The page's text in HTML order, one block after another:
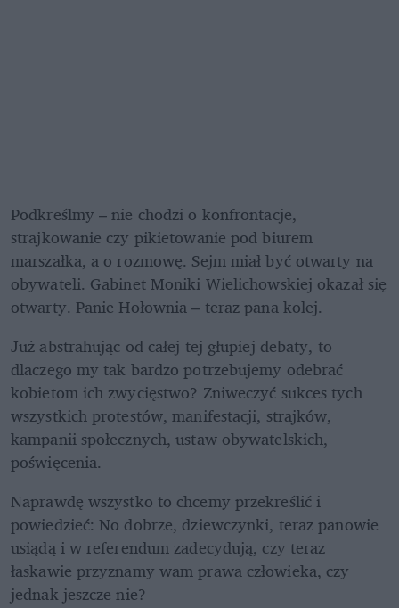
Podkreślmy – nie chodzi o konfrontacje,
strajkowanie czy pikietowanie pod biurem
marszałka, a o rozmowę. Sejm miał być otwarty na
obywateli. Gabinet Moniki Wielichowskiej okazał się
otwarty. Panie Hołownia – teraz pana kolej.
Już abstrahując od całej tej głupiej debaty, to
dlaczego my tak bardzo potrzebujemy odebrać
kobietom ich zwycięstwo? Zniweczyć sukces tych
wszystkich protestów, manifestacji, strajków,
kampanii społecznych, ustaw obywatelskich,
poświęcenia.
Naprawdę wszystko to chcemy przekreślić i
powiedzieć: No dobrze, dziewczynki, teraz panowie
usiądą i w referendum zadecydują, czy teraz
łaskawie przyznamy wam prawa człowieka, czy
jednak jeszcze nie?